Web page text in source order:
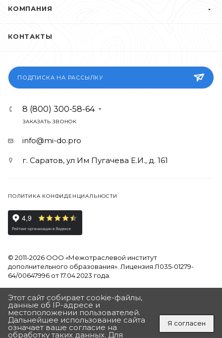
КОМПАНИЯ
КОНТАКТЫ
ПОДПИСКА НА РАССЫЛКУ
8 (800) 300-58-64
ЗАКАЗАТЬ ЗВОНОК
info@mi-do.pro
г. Саратов, ул Им Пугачева Е.И., д. 161
ПОЛИТИКА КОНФИДЕНЦИАЛЬНОСТИ
© 2011-2026 ООО «Межотраслевой институт
дополнительного образования». Лицензия Л035-01279-
64/00647996 от 17.04.2023 года.
Продолжая использовать наш сайт, вы даете согласие на
обработку файлов Cookies и других пользовательских
данных, в соответствии сПолитикой на обработку
персональных данных
Этот сайт собирает cookie-файлы,
данные об IP-адресе и
местоположении пользователей.
Дальнейшее использование сайта
означает ваше согласие на
обработку таких данных. Для
Я согласен